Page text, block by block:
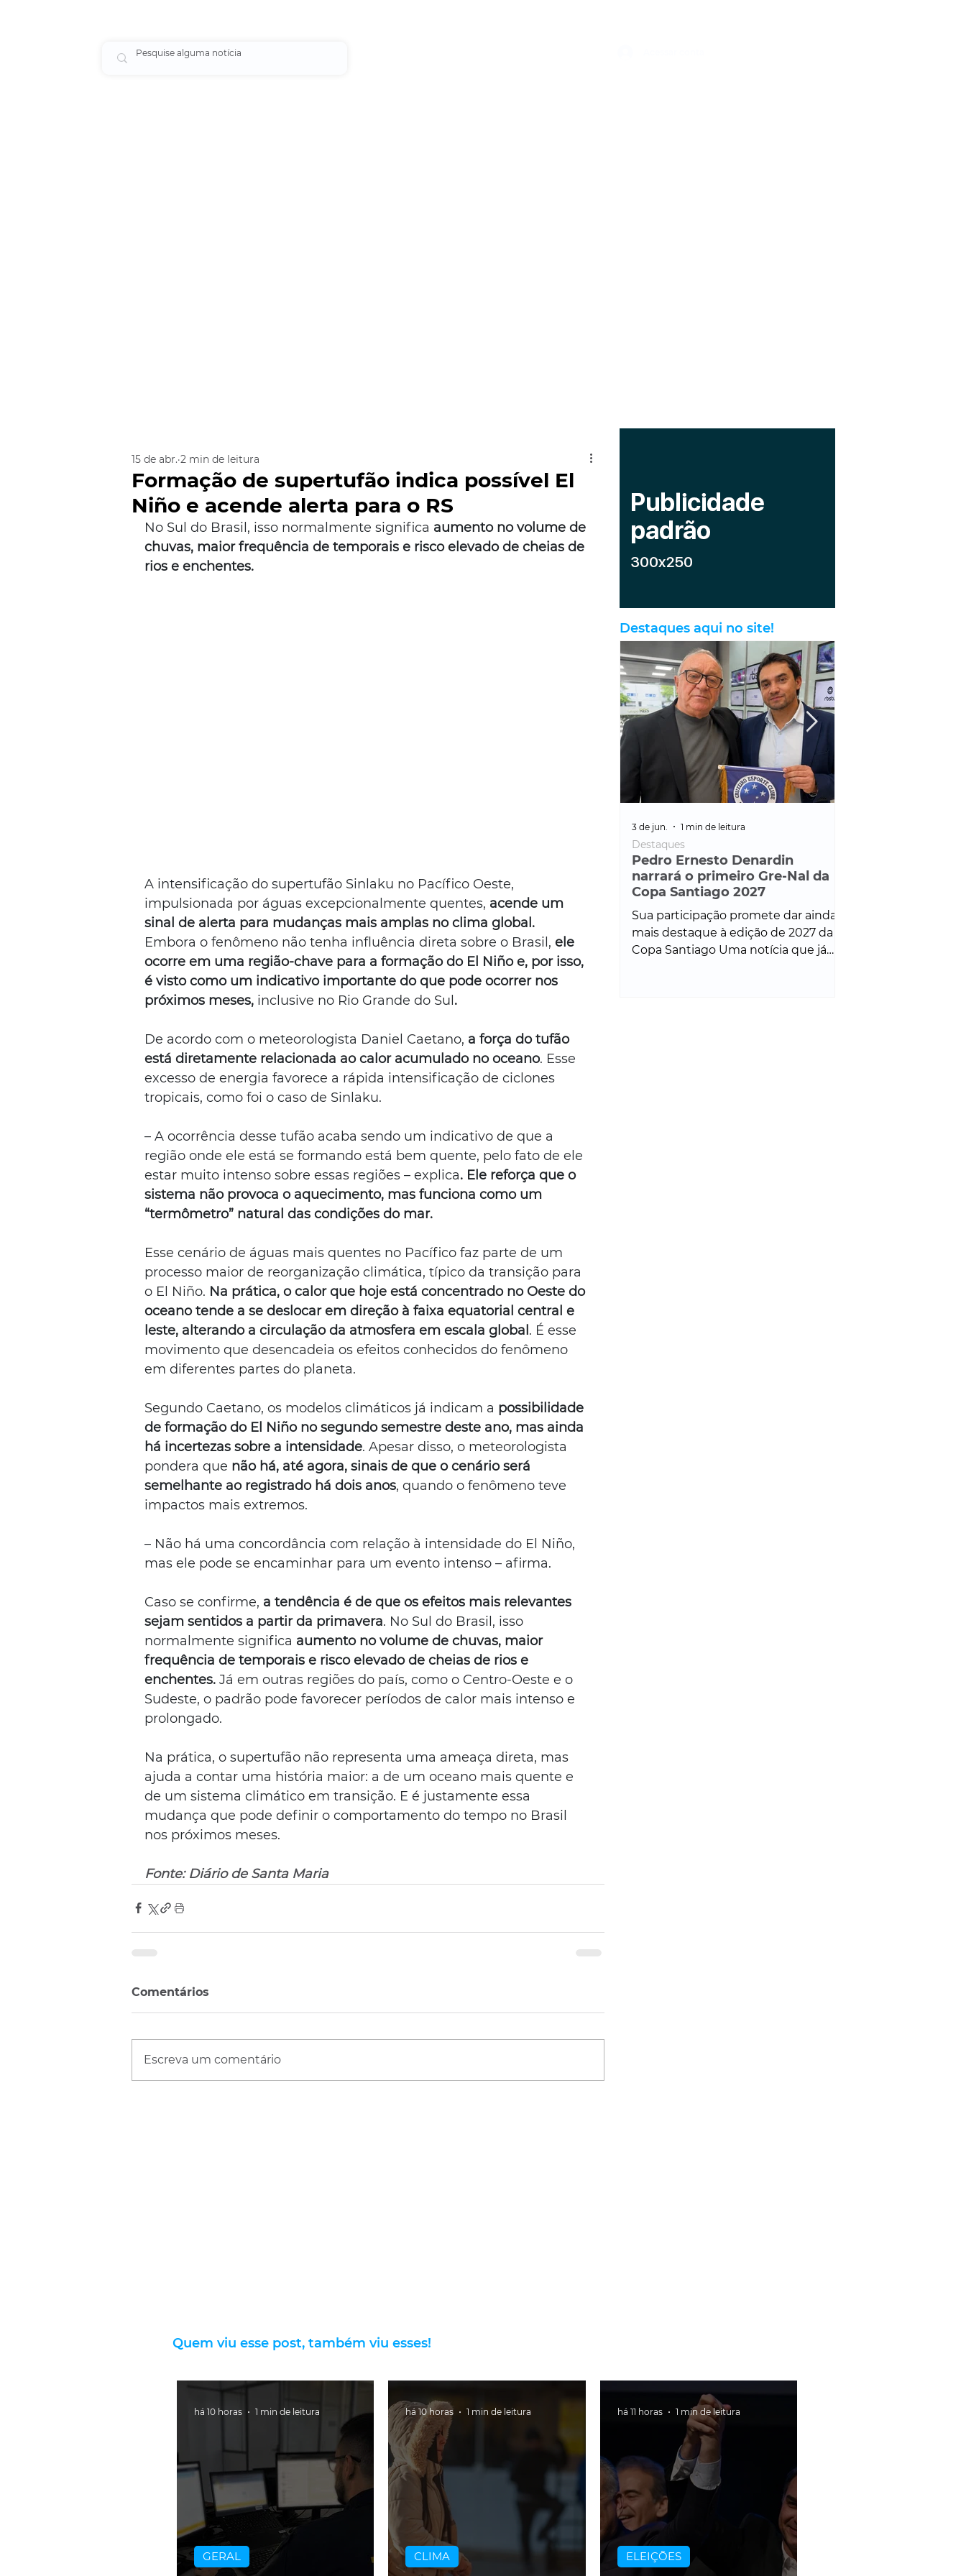
Formação de supertufão indica possível El
Niño e acende alerta para o RS
15 de abr. 2 min de leitura
No Sul do Brasil, isso normalmente significa aumento no volume de
chuvas, maior frequência de temporais e risco elevado de cheias de
rios e enchentes.
A intensificação do supertufão Sinlaku no Pacífico Oeste,
impulsionada por águas excepcionalmente quentes, acende um
sinal de alerta para mudanças mais amplas no clima global.
Embora o fenômeno não tenha influência direta sobre o Brasil, ele
ocorre em uma região-chave para a formação do El Niño e, por isso,
é visto como um indicativo importante do que pode ocorrer nos
próximos meses, inclusive no Rio Grande do Sul .
De acordo com o meteorologista Daniel Caetano, a força do tufão
está diretamente relacionada ao calor acumulado no oceano. Esse
excesso de energia favorece a rápida intensificação de ciclones
tropicais, como foi o caso de Sinlaku.
– A ocorrência desse tufão acaba sendo um indicativo de que a
região onde ele está se formando está bem quente, pelo fato de ele
estar muito intenso sobre essas regiões – explica. Ele reforça que o
sistema não provoca o aquecimento, mas funciona como um
“termômetro” natural das condições do mar.
Esse cenário de águas mais quentes no Pacífico faz parte de um
processo maior de reorganização climática, típico da transição para
o El Niño. Na prática, o calor que hoje está concentrado no Oeste do
oceano tende a se deslocar em direção à faixa equatorial central e
leste, alterando a circulação da atmosfera em escala global . É esse
movimento que desencadeia os efeitos conhecidos do fenômeno
em diferentes partes do planeta.
Segundo Caetano, os modelos climáticos já indicam a possibilidade
de formação do El Niño no segundo semestre deste ano, mas ainda
há incertezas sobre a intensidade. Apesar disso, o meteorologista
pondera que não há, até agora, sinais de que o cenário será
semelhante ao registrado há dois anos, quando o fenômeno teve
impactos mais extremos.
– Não há uma concordância com relação à intensidade do El Niño,
mas ele pode se encaminhar para um evento intenso – afirma.
Caso se confirme, a tendência é de que os efeitos mais relevantes
sejam sentidos a partir da primavera. No Sul do Brasil, isso
normalmente significa aumento no volume de chuvas, maior
frequência de temporais e risco elevado de cheias de rios e
enchentes. Já em outras regiões do país, como o Centro-Oeste e o
Sudeste, o padrão pode favorecer períodos de calor mais intenso e
prolongado.
Na prática, o supertufão não representa uma ameaça direta, mas
ajuda a contar uma história maior: a de um oceano mais quente e
de um sistema climático em transição. E é justamente essa
mudança que pode definir o comportamento do tempo no Brasil
nos próximos meses.
Fonte: Diário de Santa Maria
Comentários
Escreva um comentário
Destaques aqui no site!
Pedro Ernesto Denardin
narrará o primeiro Gre-Nal da
Copa Santiago 2027
Sua participação promete dar ainda
mais destaque à edição de 2027 da
Copa Santiago Uma notícia que já
Destaques
3 de jun. 1 min de leitura
Quem viu esse post, também viu esses!
GERAL
há 10 horas 1 min de leitura
CLIMA
há 10 horas 1 min de leitura
ELEIÇÕES
há 11 horas 1 min de leitura